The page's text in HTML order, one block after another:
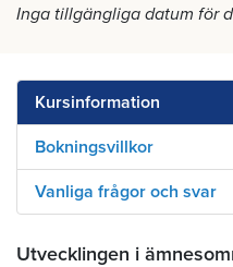
Inga tillgängliga datum för
Kursinformation
Bokningsvillkor
Vanliga frågor och svar
Utvecklingen i